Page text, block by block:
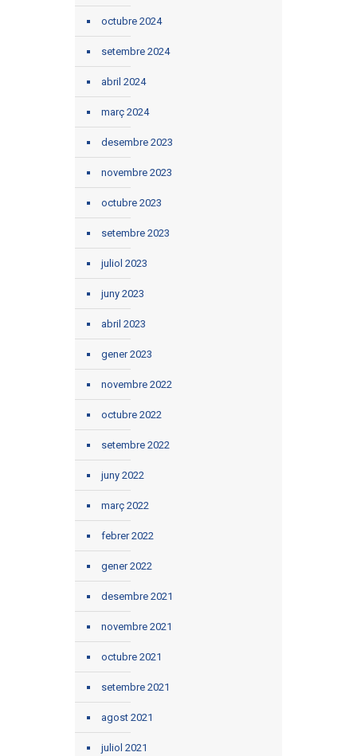
octubre 2024
setembre 2024
abril 2024
març 2024
desembre 2023
novembre 2023
octubre 2023
setembre 2023
juliol 2023
juny 2023
abril 2023
gener 2023
novembre 2022
octubre 2022
setembre 2022
juny 2022
març 2022
febrer 2022
gener 2022
desembre 2021
novembre 2021
octubre 2021
setembre 2021
agost 2021
juliol 2021